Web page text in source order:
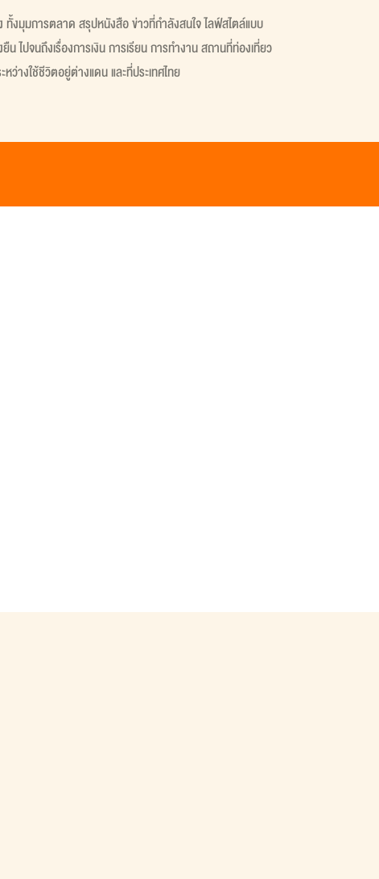
ทั้งมุมการตลาด สรุปหนังสือ ข่าวที่กำลังสนใจ ไลฟ์สไตล์แบบ
ไปจนถึงเรื่องการเงิน การเรียน การทำงาน สถานที่ท่องเที่ยว
ว่างใช้ชีวิตอยู่ต่างแดน และที่ประเทศไทย